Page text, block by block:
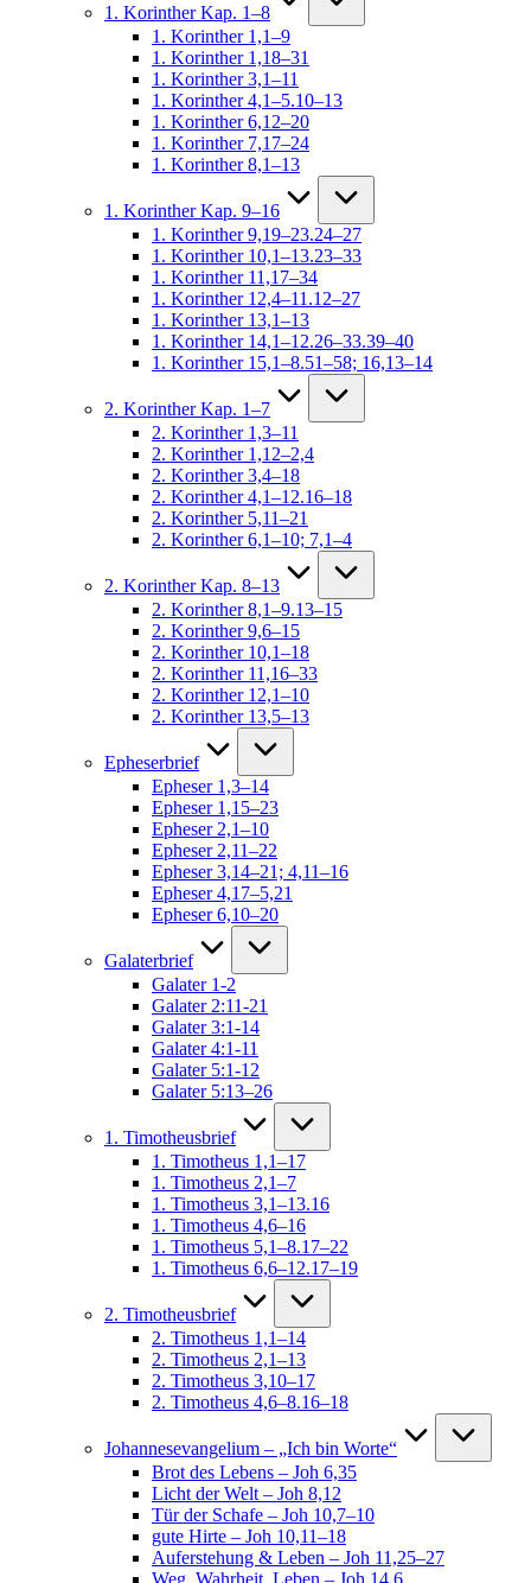
1. Korinther Kap. 1–8
1. Korinther 1,1–9
1. Korinther 1,18–31
1. Korinther 3,1–11
1. Korinther 4,1–5.10–13
1. Korinther 6,12–20
1. Korinther 7,17–24
1. Korinther 8,1–13
1. Korinther Kap. 9–16
1. Korinther 9,19–23.24–27
1. Korinther 10,1–13.23–33
1. Korinther 11,17–34
1. Korinther 12,4–11.12–27
1. Korinther 13,1–13
1. Korinther 14,1–12.26–33.39–40
1. Korinther 15,1–8.51–58; 16,13–14
2. Korinther Kap. 1–7
2. Korinther 1,3–11
2. Korinther 1,12–2,4
2. Korinther 3,4–18
2. Korinther 4,1–12.16–18
2. Korinther 5,11–21
2. Korinther 6,1–10; 7,1–4
2. Korinther Kap. 8–13
2. Korinther 8,1–9.13–15
2. Korinther 9,6–15
2. Korinther 10,1–18
2. Korinther 11,16–33
2. Korinther 12,1–10
2. Korinther 13,5–13
Epheserbrief
Epheser 1,3–14
Epheser 1,15–23
Epheser 2,1–10
Epheser 2,11–22
Epheser 3,14–21; 4,11–16
Epheser 4,17–5,21
Epheser 6,10–20
Galaterbrief
Galater 1-2
Galater 2:11-21
Galater 3:1-14
Galater 4:1-11
Galater 5:1-12
Galater 5:13–26
1. Timotheusbrief
1. Timotheus 1,1–17
1. Timotheus 2,1–7
1. Timotheus 3,1–13.16
1. Timotheus 4,6–16
1. Timotheus 5,1–8.17–22
1. Timotheus 6,6–12.17–19
2. Timotheusbrief
2. Timotheus 1,1–14
2. Timotheus 2,1–13
2. Timotheus 3,10–17
2. Timotheus 4,6–8.16–18
Johannesevangelium – „Ich bin Worte“
Brot des Lebens – Joh 6,35
Licht der Welt – Joh 8,12
Tür der Schafe – Joh 10,7–10
gute Hirte – Joh 10,11–18
Auferstehung & Leben – Joh 11,25–27
Weg, Wahrheit, Leben – Joh 14,6